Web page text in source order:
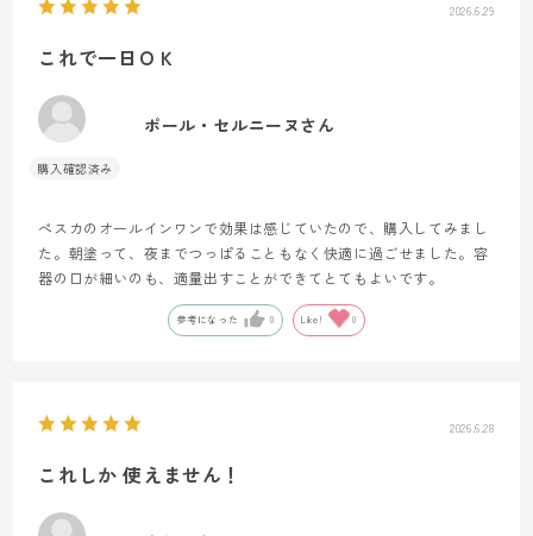
2026.6.29
これで一日ＯＫ
ポール・セルニーヌさん
ぺスカのオールインワンで効果は感じていたので、購入してみまし
た。朝塗って、夜までつっぱることもなく快適に過ごせました。容
器の口が細いのも、適量出すことができてとてもよいです。
参考になった 0 Like! 0
2026.6.28
これしか 使えません！